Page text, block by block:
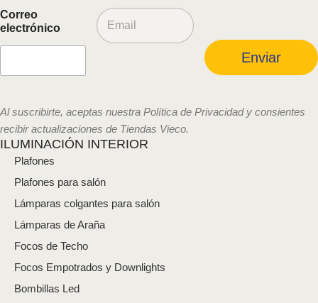
Correo
electrónico
C
o
l
c
t
ó
n
i
o
Enviar
Al suscribirte, aceptas nuestra Política de Privacidad y consientes
recibir actualizaciones de Tiendas Vieco.
ILUMINACIÓN INTERIOR
Plafones
Plafones para salón
Lámparas colgantes para salón
Lámparas de Araña
Focos de Techo
Focos Empotrados y Downlights
Bombillas Led